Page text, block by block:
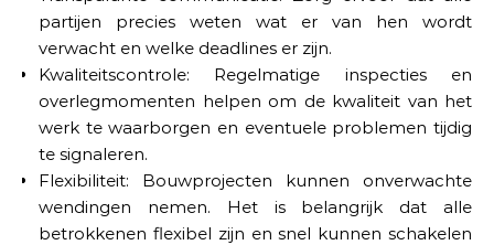
partijen precies weten wat er van hen wordt
verwacht en welke deadlines er zijn.
Kwaliteitscontrole: Regelmatige inspecties en
overlegmomenten helpen om de kwaliteit van het
werk te waarborgen en eventuele problemen tijdig
te signaleren.
Flexibiliteit: Bouwprojecten kunnen onverwachte
wendingen nemen. Het is belangrijk dat alle
betrokkenen flexibel zijn en snel kunnen schakelen